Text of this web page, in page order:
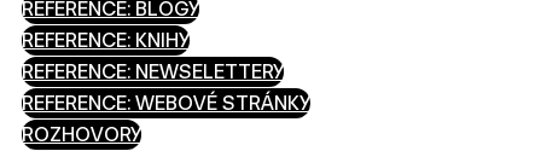
REFERENCE: BLOGY
REFERENCE: KNIHY
REFERENCE: NEWSELETTERY
REFERENCE: WEBOVÉ STRÁNKY
ROZHOVORY